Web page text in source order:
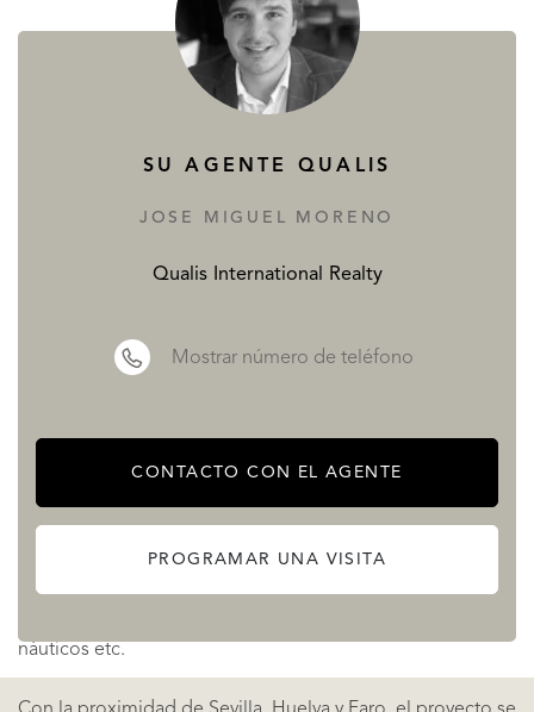
Los materiales naturales (mortero, madera, cerámica y
piedra) y los colores tomados de la paleta cromática de la
alineados con el espíritu de sostenibilidad, a través de un
diseño contemporáneo pero atemporal de líneas sencillas
modernas que albergan zonas comunes de trabajo y
instalaciones deportivas con pistas de pádel y de tenis.
Vivir en La Antilla Reserve permite disfrutar cada día de un
entorno natural y actividades al aire libre: campos de golf,
náuticos etc.
SU AGENTE QUALIS
JOSE MIGUEL MORENO
Qualis International Realty
Mostrar número de teléfono
CONTACTO CON EL AGENTE
PROGRAMAR UNA VISITA